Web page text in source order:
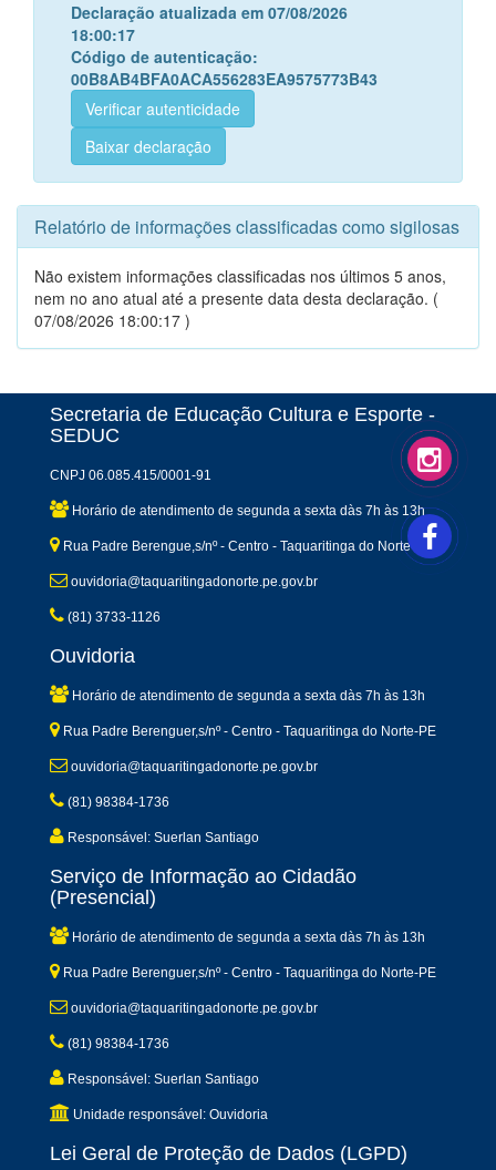
Declaração atualizada em 07/08/2026
18:00:17
Código de autenticação:
00B8AB4BFA0ACA556283EA9575773B43
Verificar autenticidade
Baixar declaração
Relatório de informações classificadas como sigilosas
Não existem informações classificadas nos últimos 5 anos,
nem no ano atual até a presente data desta declaração. (
07/08/2026 18:00:17 )
Secretaria de Educação Cultura e Esporte -
SEDUC
CNPJ 06.085.415/0001-91
Horário de atendimento de segunda a sexta dàs 7h às 13h
Rua Padre Berengue,s/nº - Centro - Taquaritinga do Norte-PE
ouvidoria@taquaritingadonorte.pe.gov.br
(81) 3733-1126
Ouvidoria
Horário de atendimento de segunda a sexta dàs 7h às 13h
Rua Padre Berenguer,s/nº - Centro - Taquaritinga do Norte-PE
ouvidoria@taquaritingadonorte.pe.gov.br
(81) 98384-1736
Responsável: Suerlan Santiago
Serviço de Informação ao Cidadão
(Presencial)
Horário de atendimento de segunda a sexta dàs 7h às 13h
Rua Padre Berenguer,s/nº - Centro - Taquaritinga do Norte-PE
ouvidoria@taquaritingadonorte.pe.gov.br
(81) 98384-1736
Responsável: Suerlan Santiago
Unidade responsável: Ouvidoria
Lei Geral de Proteção de Dados (LGPD)